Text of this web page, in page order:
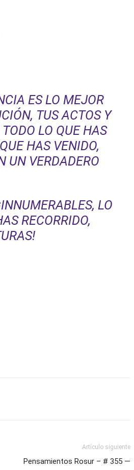
ES LO MEJOR
TUS ACTOS Y
LO QUE HAS
HAS VENIDO,
UN VERDADERO
LO
RECORRIDO,
Artículo siguiente
Pensamientos Rosur – # 355 —